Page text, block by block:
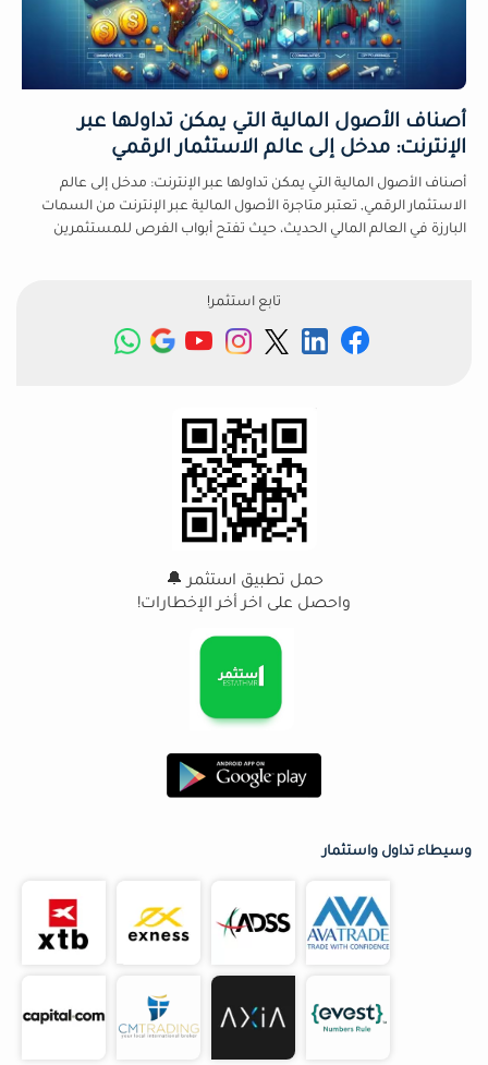
أصناف الأصول المالية التي يمكن تداولها عبر
الإنترنت: مدخل إلى عالم الاستثمار الرقمي
أصناف الأصول المالية التي يمكن تداولها عبر الإنترنت: مدخل إلى عالم
الاستثمار الرقمي, تعتبر متاجرة الأصول المالية عبر الإنترنت من السمات
البارزة في العالم المالي الحديث، حيث تفتح أبواب الفرص للمستثمرين
تابع استثمر!
حمل تطبيق استثمر 🔔
واحصل على اخر أخر الإخطارات!
وسيطاء تداول واستثمار